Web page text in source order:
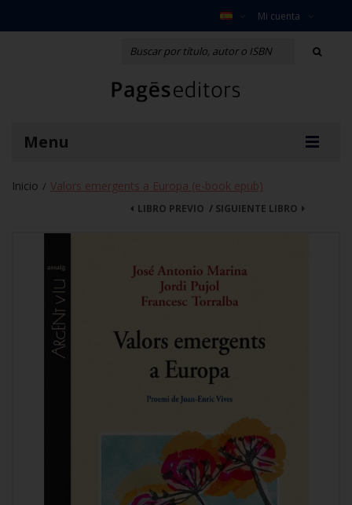
Mi cuenta
Menu
Inicio / Valors emergents a Europa (e-book epub)
SIGUIENTE LIBRO
LIBRO PREVIO /